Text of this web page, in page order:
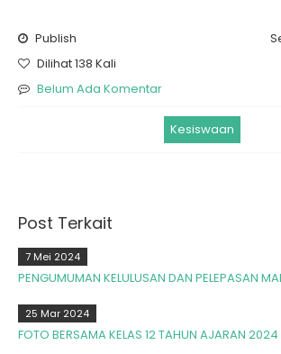
Publish
Dilihat 138 Kali
Belum Ada Komentar
Kesiswaan
Post Terkait
7 Mei 2024
PENGUMUMAN KELULUSAN DAN PELEPASAN
25 Mar 2024
FOTO BERSAMA KELAS 12 TAHUN AJARAN 2024